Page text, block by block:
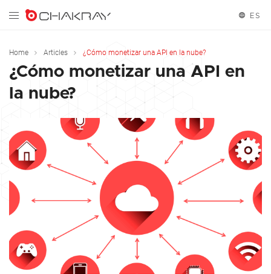
ES
Español
Home Articles ¿Cómo monetizar una API en la nube?
¿Cómo monetizar una API en
la nube?